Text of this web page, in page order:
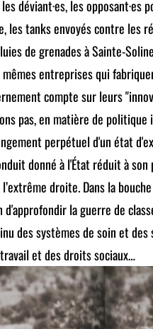
déviant·es, les
les tanks envoyés contre les
de grenades à Sainte-
entreprises qui
compte sur leurs
pas, en matière de
perpétuel d'un état
donné à l'État réduit à
droite. Dans la
la guerre de
des systèmes de soin et
et des droits sociaux…